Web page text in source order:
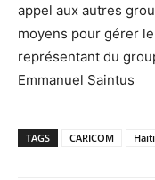
appel aux autres
moyens pour gérer
représentant du
Emmanuel Saintus
TAGS CARICOM Haiti